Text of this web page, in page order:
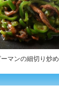
マンの細切り炒め